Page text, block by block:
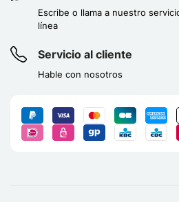
Escribe o llama a nuestro
línea
Servicio al cliente
Hable con nosotros